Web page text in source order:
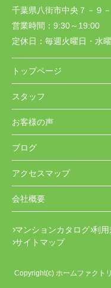
千葉県八街市中央７－９
営業時間： 9:30～19:00
定休日： 毎週火曜日・水
トップページ
スタッフ
お客様の声
ブログ
アクセスマップ
会社概要
マンションカタログ 利用
サイトマップ
Copyright(c) ホームファク